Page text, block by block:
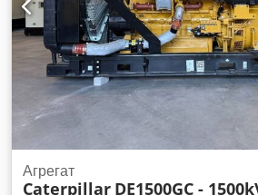
Агрегат
Caterpillar DE1500GC -